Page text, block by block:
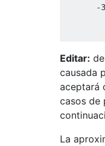
-
Editar:
causada
aceptará
casos de
La